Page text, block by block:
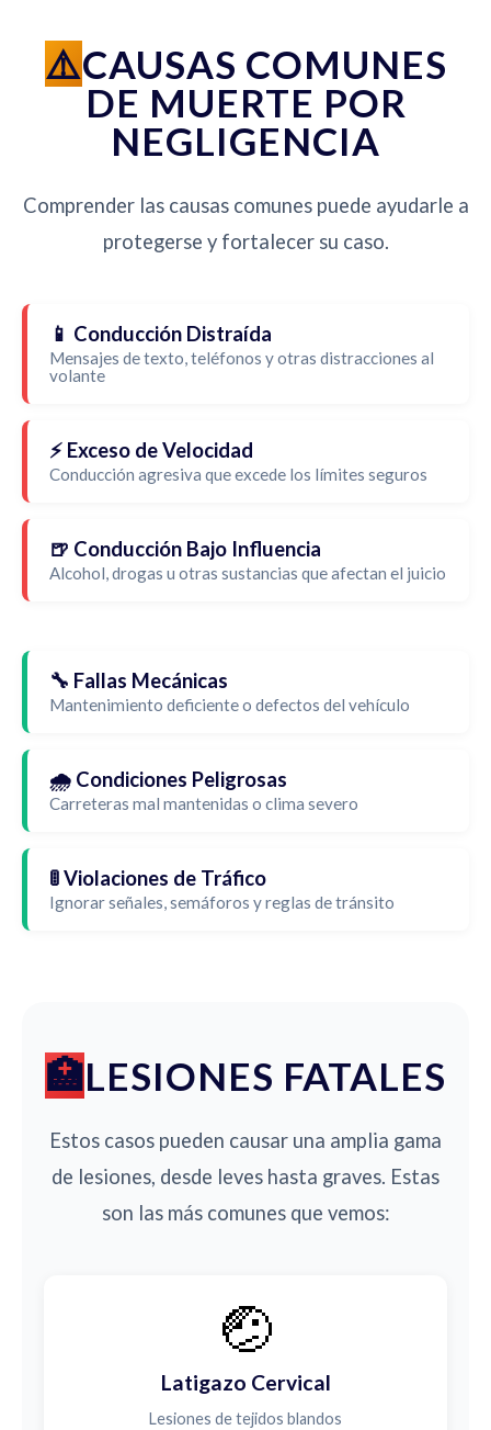
CAUSAS COMUNES
DE MUERTE POR
NEGLIGENCIA
Comprender las causas comunes puede ayudarle a
protegerse y fortalecer su caso.
📱 Conducción Distraída
Mensajes de texto, teléfonos y otras distracciones al
volante
⚡ Exceso de Velocidad
Conducción agresiva que excede los límites seguros
🍺 Conducción Bajo Influencia
Alcohol, drogas u otras sustancias que afectan el juicio
🔧 Fallas Mecánicas
Mantenimiento deficiente o defectos del vehículo
🌧️ Condiciones Peligrosas
Carreteras mal mantenidas o clima severo
🚦 Violaciones de Tráfico
Ignorar señales, semáforos y reglas de tránsito
LESIONES FATALES
Estos casos pueden causar una amplia gama
de lesiones, desde leves hasta graves. Estas
son las más comunes que vemos:
🤕
Latigazo Cervical
Lesiones de tejidos blandos